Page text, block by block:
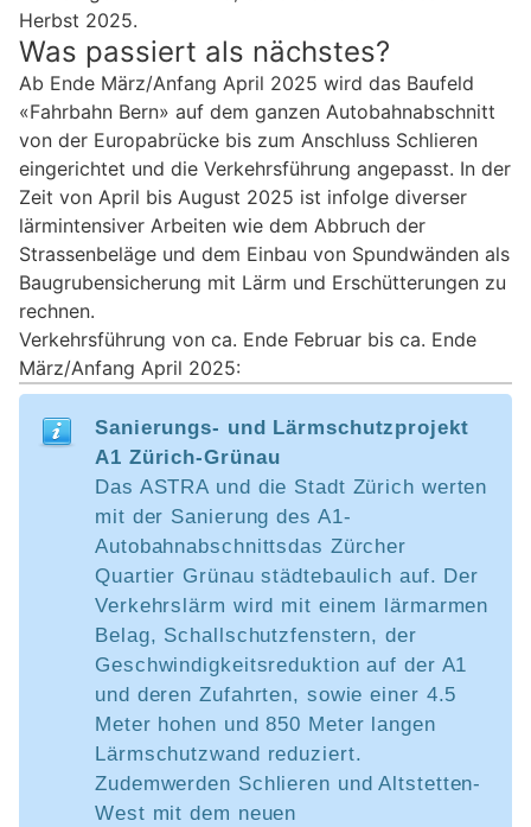
Herbst 2025.
Was passiert als nächstes?
Ab Ende März/Anfang April 2025 wird das Baufeld
«Fahrbahn Bern» auf dem ganzen Autobahnabschnitt
von der Europabrücke bis zum Anschluss Schlieren
eingerichtet und die Verkehrsführung angepasst. In der
Zeit von April bis August 2025 ist infolge diverser
lärmintensiver Arbeiten wie dem Abbruch der
Strassenbeläge und dem Einbau von Spundwänden als
Baugrubensicherung mit Lärm und Erschütterungen zu
rechnen.
Verkehrsführung von ca. Ende Februar bis ca. Ende
März/Anfang April 2025:
Sanierungs- und Lärmschutzprojekt
A1 Zürich-Grünau
Das ASTRA und die Stadt Zürich werten
mit der Sanierung des A1-
Autobahnabschnittsdas Zürcher
Quartier Grünau städtebaulich auf. Der
Verkehrslärm wird mit einem lärmarmen
Belag, Schallschutzfenstern, der
Geschwindigkeitsreduktion auf der A1
und deren Zufahrten, sowie einer 4.5
Meter hohen und 850 Meter langen
Lärmschutzwand reduziert.
Zudemwerden Schlieren und Altstetten-
West mit dem neuen